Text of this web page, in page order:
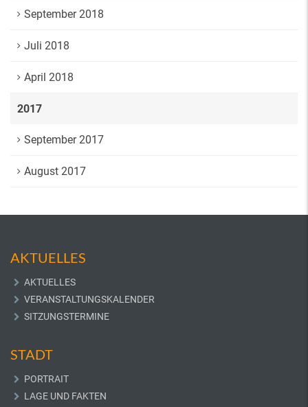
September 2018
Juli 2018
April 2018
2017
September 2017
August 2017
AKTUELLES
AKTUELLES
VERANSTALTUNGSKALENDER
SITZUNGSTERMINE
STADT
PORTRAIT
LAGE UND FAKTEN